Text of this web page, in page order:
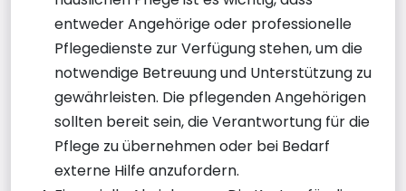
entweder Angehörige oder professionelle
Pflegedienste zur Verfügung stehen, um die
notwendige Betreuung und Unterstützung zu
gewährleisten. Die pflegenden Angehörigen
sollten bereit sein, die Verantwortung für die
Pflege zu übernehmen oder bei Bedarf
externe Hilfe anzufordern.